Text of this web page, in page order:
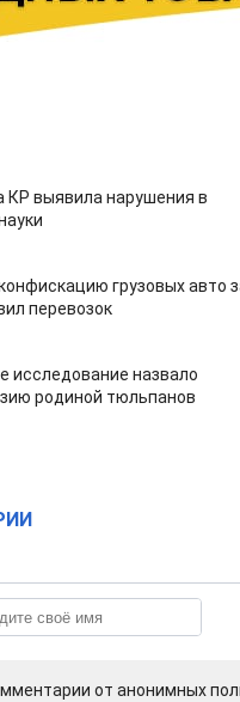
КР выявила нарушения в
грузовых авто
перевозок
исследование назвало
родиной тюльпанов
от анонимных